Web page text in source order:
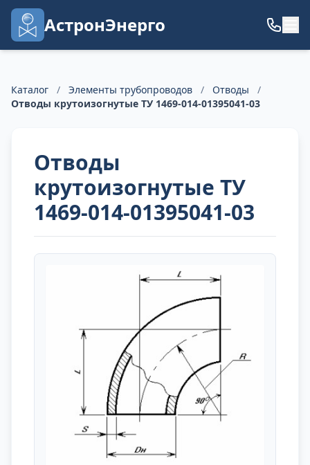
АстронЭнерго
Каталог / Элементы трубопроводов / Отводы
/
Отводы крутоизогнутые ТУ 1469-014-01395041-03
Отводы
крутоизогнутые ТУ
1469-014-01395041-03